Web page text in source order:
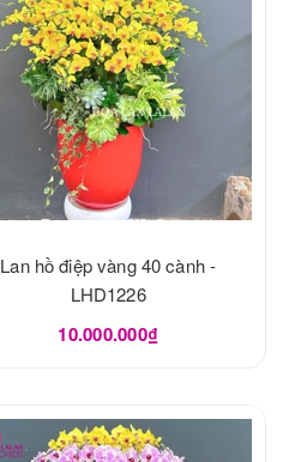
Lan hồ điệp vàng 40 cành -
LHD1226
10.000.000₫